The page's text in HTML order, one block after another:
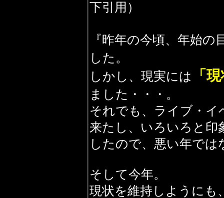
下引用）
『昨年の今頃、年始の
した。
しかし、現実には
「
ました・・・。
それでも、ライブ・
来たし、いろいろと印
したので、悪い年では
そして今年。
現状を維持しようにも